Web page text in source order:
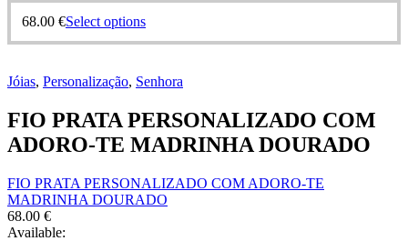
68.00 €Select options
Jóias, Personalização, Senhora
FIO PRATA PERSONALIZADO COM
ADORO-TE MADRINHA DOURADO
FIO PRATA PERSONALIZADO COM ADORO-TE
MADRINHA DOURADO
68.00 €
Available: